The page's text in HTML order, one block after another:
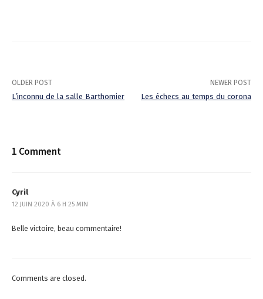
s
n
a
g
OLDER POST
L’inconnu de la salle Barthomier
NEWER POST
Les échecs au temps du corona
1 Comment
Cyril
12 JUIN 2020 À 6 H 25 MIN
Belle victoire, beau commentaire!
Comments are closed.